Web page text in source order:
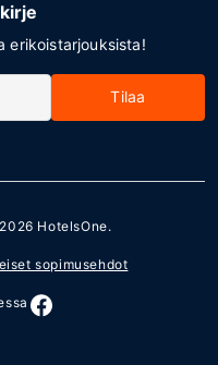
erikoistarjouksista!
Tilaa
HotelsOne.
sopimusehdot